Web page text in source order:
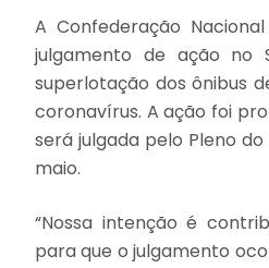
A Confederação
julgamento de ação no
superlotação dos ônibus
coronavírus. A ação foi
será julgada pelo Pleno
maio.
“Nossa intenção é
para que o julgamento